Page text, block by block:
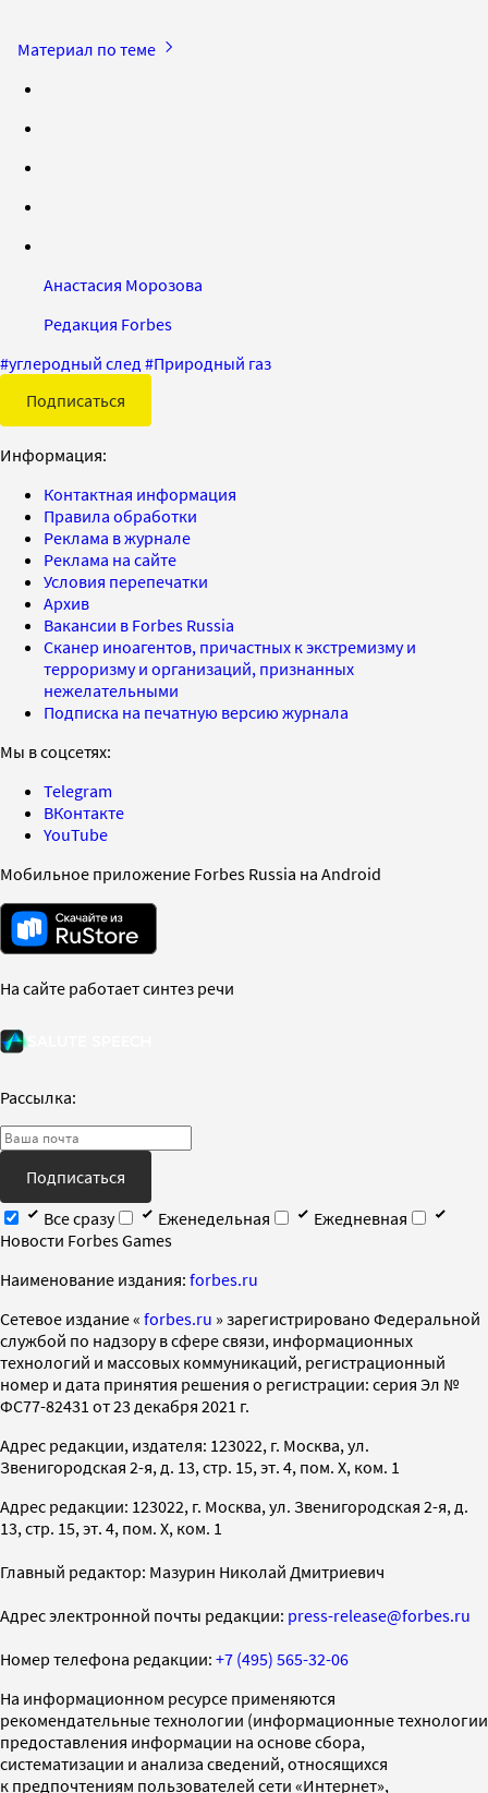
Материал по теме
Анастасия Морозова
Редакция Forbes
#углеродный след #Природный газ
Подписаться
Информация:
Контактная информация
Правила обработки
Реклама в журнале
Реклама на сайте
Условия перепечатки
Архив
Вакансии в Forbes Russia
Сканер иноагентов, причастных к экстремизму и
терроризму и организаций, признанных
нежелательными
Подписка на печатную версию журнала
Мы в соцсетях:
Telegram
ВКонтакте
YouTube
Мобильное приложение Forbes Russia на Android
На сайте работает синтез речи
Рассылка:
Подписаться
Все сразу
Еженедельная
Ежедневная
Новости Forbes Games
Наименование издания: forbes.ru
Cетевое издание « forbes.ru » зарегистрировано Федеральной
службой по надзору в сфере связи, информационных
технологий и массовых коммуникаций, регистрационный
номер и дата принятия решения о регистрации: серия Эл №
ФС77-82431 от 23 декабря 2021 г.
Адрес редакции, издателя: 123022, г. Москва, ул.
Звенигородская 2-я, д. 13, стр. 15, эт. 4, пом. X, ком. 1
Адрес редакции: 123022, г. Москва, ул. Звенигородская 2-я, д.
13, стр. 15, эт. 4, пом. X, ком. 1
Главный редактор: Мазурин Николай Дмитриевич
Адрес электронной почты редакции: press-release@forbes.ru
Номер телефона редакции: +7 (495) 565-32-06
На информационном ресурсе применяются
рекомендательные технологии (информационные технологии
предоставления информации на основе сбора,
систематизации и анализа сведений, относящихся
к предпочтениям пользователей сети «Интернет»,